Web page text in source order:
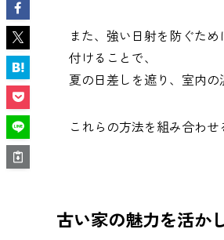
また、強い日射を防ぐた
付けることで、
夏の日差しを遮り、室内の
これらの方法を組み合わ
古い家の魅力を活か